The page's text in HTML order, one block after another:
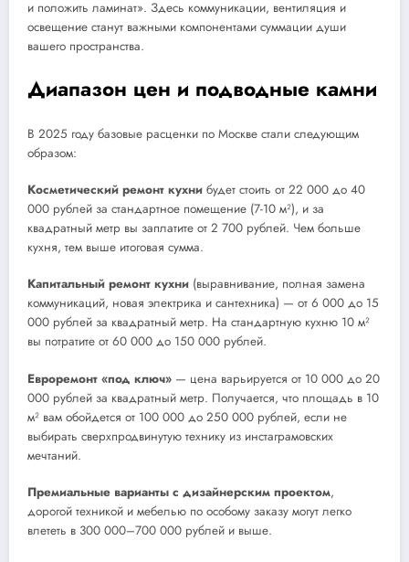
и положить ламинат». Здесь коммуникации, вентиляция и
освещение станут важными компонентами суммации души
вашего пространства.
Диапазон цен и подводные камни
В 2025 году базовые расценки по Москве стали следующим
образом:
Косметический ремонт кухни будет стоить от 22 000 до 40
000 рублей за стандартное помещение (7-10 м²), и за
квадратный метр вы заплатите от 2 700 рублей. Чем больше
кухня, тем выше итоговая сумма.
Капитальный ремонт кухни (выравнивание, полная замена
коммуникаций, новая электрика и сантехника) — от 6 000 до 15
000 рублей за квадратный метр. На стандартную кухню 10 м²
вы потратите от 60 000 до 150 000 рублей.
Евроремонт «под ключ» — цена варьируется от 10 000 до 20
000 рублей за квадратный метр. Получается, что площадь в 10
м² вам обойдется от 100 000 до 250 000 рублей, если не
выбирать сверхпродвинутую технику из инстаграмовских
мечтаний.
Премиальные варианты с дизайнерским проектом,
дорогой техникой и мебелью по особому заказу могут легко
влететь в 300 000–700 000 рублей и выше.